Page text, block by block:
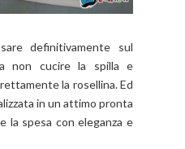
definitivamente sul
non cucire la spilla e
la rosellina. Ed
in un attimo pronta
la spesa con eleganza e